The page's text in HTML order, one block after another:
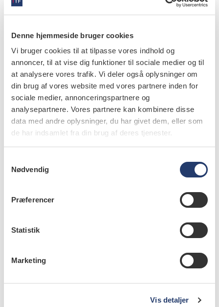
Denne hjemmeside bruger cookies
Vi bruger cookies til at tilpasse vores indhold og
annoncer, til at vise dig funktioner til sociale medier og til
at analysere vores trafik. Vi deler også oplysninger om
din brug af vores website med vores partnere inden for
sociale medier, annonceringspartnere og
analysepartnere. Vores partnere kan kombinere disse
data med andre oplysninger, du har givet dem, eller som
de har indsamlet fra din brug af deres tjenester.
Nødvendig
Præferencer
Statistik
Marketing
Vis detaljer
3.11.2017
Dette indlæg beskriver nogle af de landvindinger, der i
særdeleshed er sket indenfor forståelsen af de oro-
faciale smerter.
videnskab
Diagnostik og behandling af
trigeminusneuralgi
behandling af TN og rådgiver om tilgangen til
videnskab
Smertestillende og antiinflammatoriske
lægemidler i tandlægepraksis - rettigheder